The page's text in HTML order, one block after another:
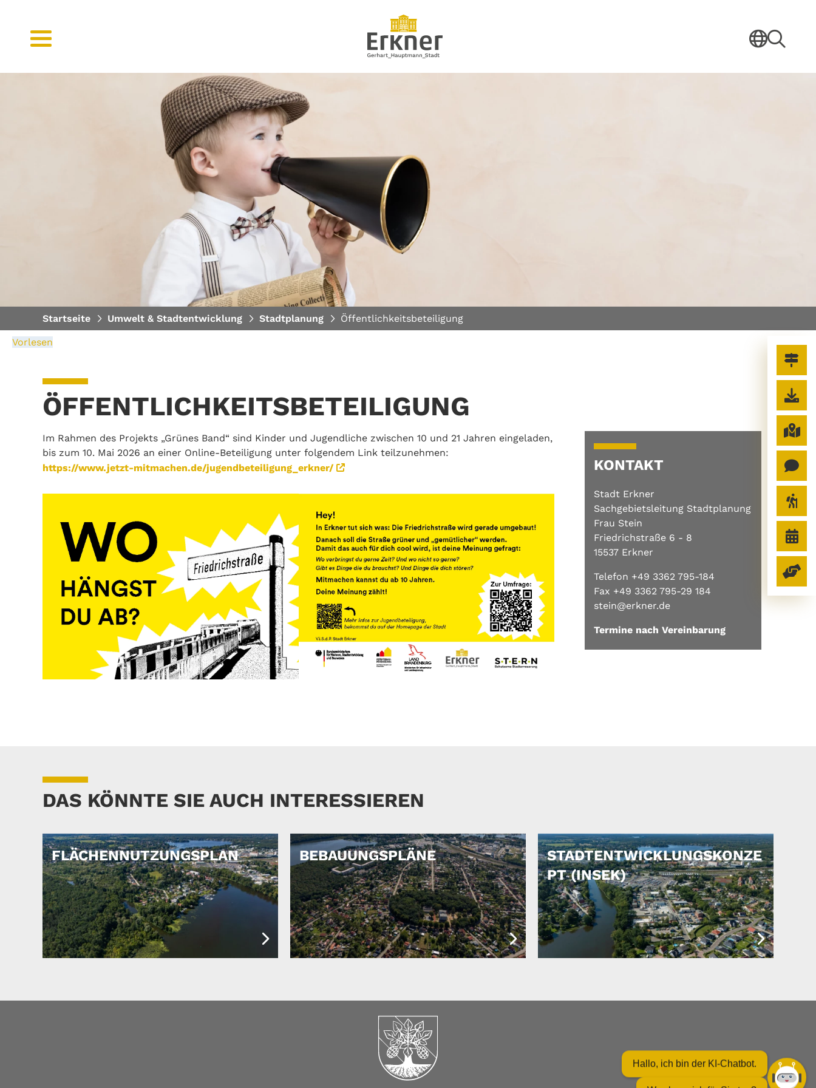
Startseite Umwelt & Stadtentwicklung Stadtplanung Öffentlichkeitsbeteiligung
Vorlesen
ÖFFENTLICHKEITSBETEILIGUNG
Im Rahmen des Projekts „Grünes Band“ sind Kinder und Jugendliche zwischen 10 und 21 Jahren eingeladen,
bis zum 10. Mai 2026 an einer Online-Beteiligung unter folgendem Link teilzunehmen:
https://www.jetzt-mitmachen.de/jugendbeteiligung_erkner/
KONTAKT
Stadt Erkner
Sachgebietsleitung Stadtplanung
Frau Stein
Friedrichstraße 6 - 8
15537 Erkner
Telefon +49 3362 795-184
Fax +49 3362 795-29 184
stein@erkner.de
Termine nach Vereinbarung
DAS KÖNNTE SIE AUCH INTERESSIEREN
FLÄCHENNUTZUNGSPLAN BEBAUUNGSPLÄNE
STADTENTWICKLUNGSKONZE
PT (INSEK)
Hallo, ich bin der KI-Chatbot.